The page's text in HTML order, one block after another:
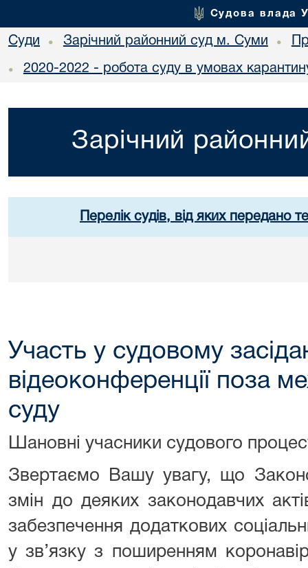
Судова влада
Суди • Зарічний районний суд м. Суми •
• 2020-2022 - робота суду в умовах
Зарічний
Перелік судів, від яких передано
Участь у судовому
відеоконференції поза
суду
Шановні учасники судового
Звертаємо Вашу увагу, що
змін до деяких законодавчих
забезпечення додаткових
у зв’язку з поширенням